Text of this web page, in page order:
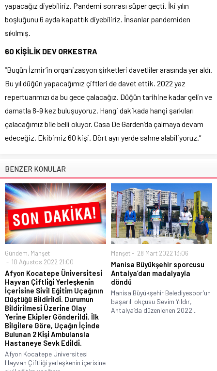
yapacağız diyebiliriz. Pandemi sonrası süper geçti. İki yılın
boşluğunu 6 ayda kapattık diyebiliriz. İnsanlar pandemiden
sıkılmış.
60 KİŞİLİK DEV ORKESTRA
“Bugün İzmir’in organizasyon şirketleri davetliler arasında yer aldı.
Bu yıl düğün yapacağımız çiftleri de davet ettik. 2022 yaz
repertuarımızı da bu gece çalacağız. Düğün tarihine kadar gelin ve
damatla 8-9 kez buluşuyoruz. Hangi dakikada hangi şarkıları
çalacağımız bile belli oluyor. Casa De Garden’da çalmaya devam
edeceğiz. Ekibimiz 60 kişi. Dört ayrı yerde sahne alabiliyoruz.”
BENZER KONULAR
Gündem, Manşet
10 Ağustos 2022 21:00
Afyon Kocatepe Üni̇versi̇tesi̇
Hayvan Çi̇ftli̇ği̇ Yerleşkeni̇n
İçeri̇si̇ne Si̇vi̇l Eği̇ti̇m Uçağının
Düştüğü Bi̇ldi̇ri̇ldi̇. Durumun
Bi̇ldi̇ri̇lmesi̇ Üzeri̇ne Olay
Yeri̇ne Eki̇pler Gönderi̇ldi̇. İlk
Bi̇lgi̇lere Göre, Uçağın İçi̇nde
Bulunan 2 Ki̇şi̇ Ambulansla
Hastaneye Sevk Edi̇ldi̇.
Afyon Kocatepe Üniversitesi
Hayvan Çiftliği yerleşkenin içerisine
Manşet 28 Mart 2022 13:06
Manisa Büyükşehir sporcusu
Antalya’dan madalyayla
döndü
Manisa Büyükşehir Belediyespor’un
başarılı okçusu Sevim Yıldır,
Antalya’da düzenlenen 2022...